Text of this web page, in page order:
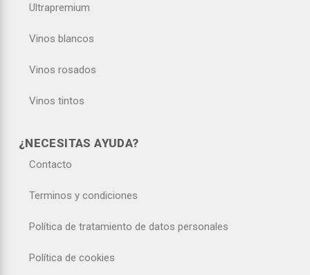
Ultrapremium
Vinos blancos
Vinos rosados
Vinos tintos
¿NECESITAS AYUDA?
Contacto
Terminos y condiciones
Política de tratamiento de datos personales
Política de cookies